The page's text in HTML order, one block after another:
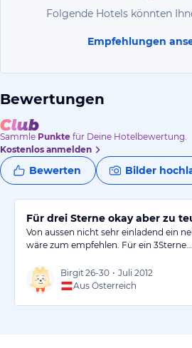
Folgende Hotels könnten
Empfehlungen
Bewertungen
Sammle Punkte für Deine Hotelbewertung.
Kostenlos anmelden
Bewerten Bilder
Für drei Sterne okay aber zu
Von aussen nicht sehr einladend ein
wäre zum empfehlen. Für ein 3Sterne…
Birgit 26-30 • Juli 2012
Aus Österreich